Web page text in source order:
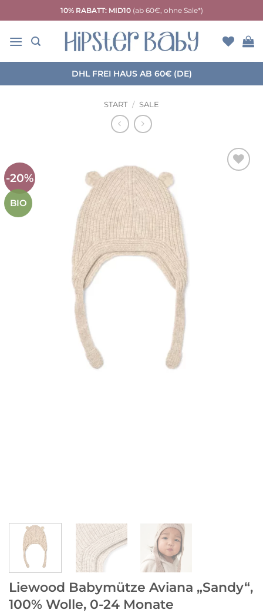
Inhalt
springen
10% RABATT: MID10(ab 60€, ohne Sale*)
DHL FREI HAUS AB 60€ (DE)
START / SALE
-20%
BIO
Liewood Babymütze Aviana „Sandy“,
100% Wolle, 0-24 Monate